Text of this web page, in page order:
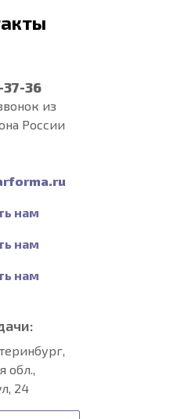
36
из
России
нам
нам
нам
обл.,
24